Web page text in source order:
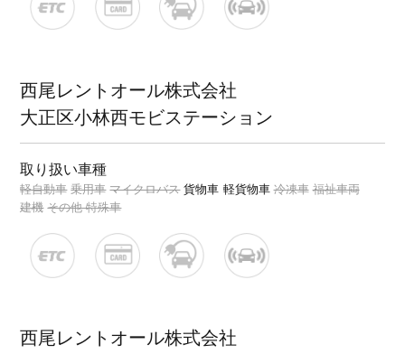
西尾レントオール株式会社
大正区小林西モビステーション
取り扱い車種
軽自動車 乗用車 マイクロバス 貨物車 軽貨物車 冷凍車 福祉車両
建機 その他 特殊車
西尾レントオール株式会社